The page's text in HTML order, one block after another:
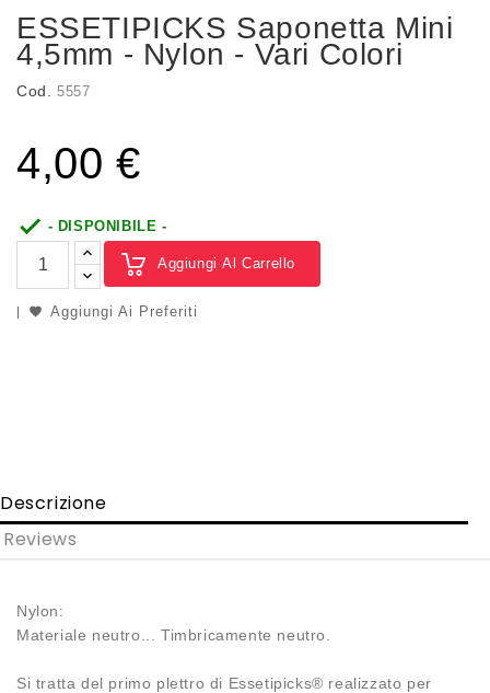
ESSETIPICKS Saponetta Mini
4,5mm - Nylon - Vari Colori
Cod. 5557
4,00 €
 - DISPONIBILE -
Aggiungi Al Carrello
Aggiungi Ai Preferiti
Descrizione
Reviews
Nylon:
Materiale neutro... Timbricamente neutro.
Si tratta del primo plettro di Essetipicks® realizzato per